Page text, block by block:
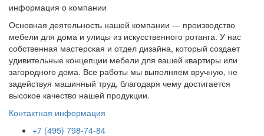
информация о компании
Основная деятельность нашей компании — производство
мебели для дома и улицы из искусственного ротанга. У нас
собственная мастерская и отдел дизайна, который создает
удивительные концепции мебели для вашей квартиры или
загородного дома. Все работы мы выполняем вручную, не
задействуя машинный труд, благодаря чему достигается
высокое качество нашей продукции.
Контактная информация
+7 (495) 798-74-84